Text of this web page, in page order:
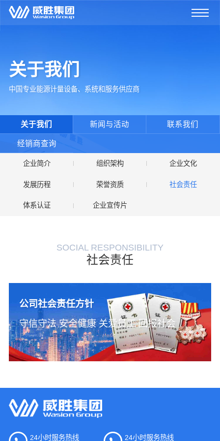
关于我们
中国专业能源计量设备、系统和服务供应商
关于我们 新闻与活动 联系我们
经销商查询
企业简介 组织架构 企业文化
发展历程 荣誉资质 社会责任
体系认证 企业宣传片
SOCIAL RESPONSIBILITY
社会责任
公司社会责任方针
守信守法 安全健康 关爱员工 回报社会
24小时服务热线 24小时服务热线